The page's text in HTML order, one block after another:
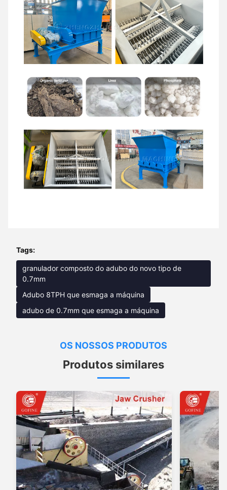
Tags:
granulador composto do adubo do novo tipo de
0.7mm
Adubo 8TPH que esmaga a máquina
adubo de 0.7mm que esmaga a máquina
OS NOSSOS PRODUTOS
Produtos similares